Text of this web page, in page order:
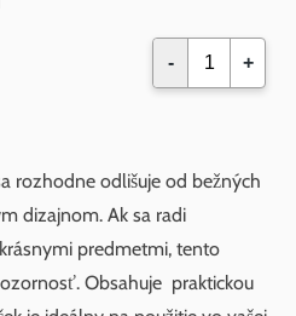
- +
rozhodne odlišuje od bežných
dizajnom. Ak sa radi
predmetmi, tento
Obsahuje praktickou